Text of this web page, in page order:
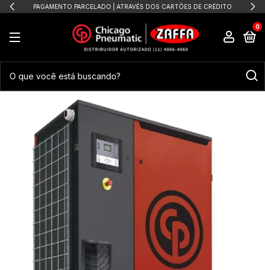
PAGAMENTO PARCELADO | ATRAVÉS DOS CARTÕES DE CRÉDITO
0